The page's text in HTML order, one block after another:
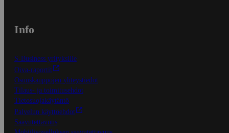
Info
S-Business yrityksille
Oiva-raportit
Osuuskauppojen yhteystiedot
Tilaus- ja toimitusehdot
Tietosuojakäytäntö
Palvelun käyttöehdot
Saavutettavuus